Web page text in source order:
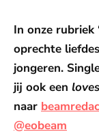
In onze rubriek
oprechte
jongeren.
jij ook een
naar
@eobeam